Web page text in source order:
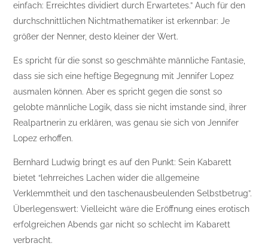
einfach: Erreichtes dividiert durch Erwartetes.” Auch für den
durchschnittlichen Nichtmathematiker ist erkennbar: Je
größer der Nenner, desto kleiner der Wert.
Es spricht für die sonst so geschmähte männliche Fantasie,
dass sie sich eine heftige Begegnung mit Jennifer Lopez
ausmalen können. Aber es spricht gegen die sonst so
gelobte männliche Logik, dass sie nicht imstande sind, ihrer
Realpartnerin zu erklären, was genau sie sich von Jennifer
Lopez erhoffen.
Bernhard Ludwig bringt es auf den Punkt: Sein Kabarett
bietet “lehrreiches Lachen wider die allgemeine
Verklemmtheit und den taschenausbeulenden Selbstbetrug”.
Überlegenswert: Vielleicht wäre die Eröffnung eines erotisch
erfolgreichen Abends gar nicht so schlecht im Kabarett
verbracht.